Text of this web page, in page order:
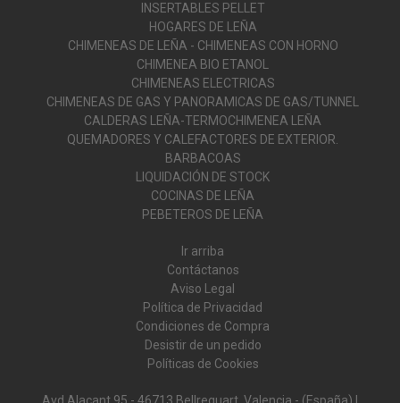
INSERTABLES PELLET
HOGARES DE LEÑA
CHIMENEAS DE LEÑA - CHIMENEAS CON HORNO
CHIMENEA BIO ETANOL
CHIMENEAS ELECTRICAS
CHIMENEAS DE GAS Y PANORAMICAS DE GAS/TUNNEL
CALDERAS LEÑA-TERMOCHIMENEA LEÑA
QUEMADORES Y CALEFACTORES DE EXTERIOR.
BARBACOAS
LIQUIDACIÓN DE STOCK
COCINAS DE LEÑA
PEBETEROS DE LEÑA
Ir arriba
Contáctanos
Aviso Legal
Política de Privacidad
Condiciones de Compra
Desistir de un pedido
Políticas de Cookies